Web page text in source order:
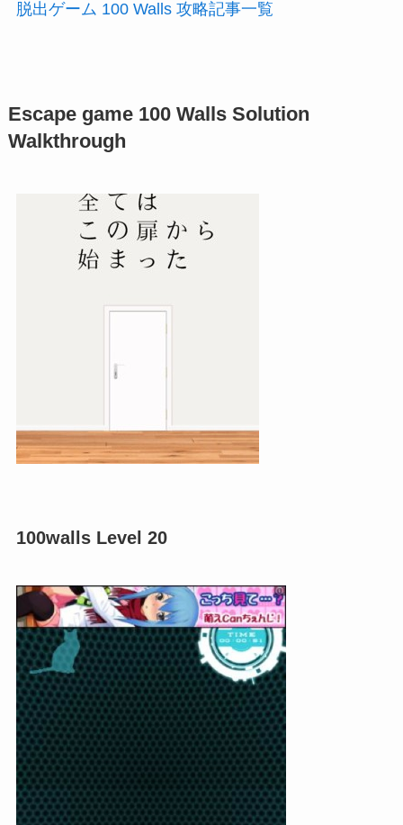
脱出ゲーム 100 Walls 攻略記事一覧
Escape game 100 Walls Solution
Walkthrough
100walls Level 20